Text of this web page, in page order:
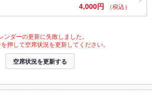
4,000円 （税込）
ンダーの更新に失敗しました。
押して空席状況を更新してください。
空席状況を更新する